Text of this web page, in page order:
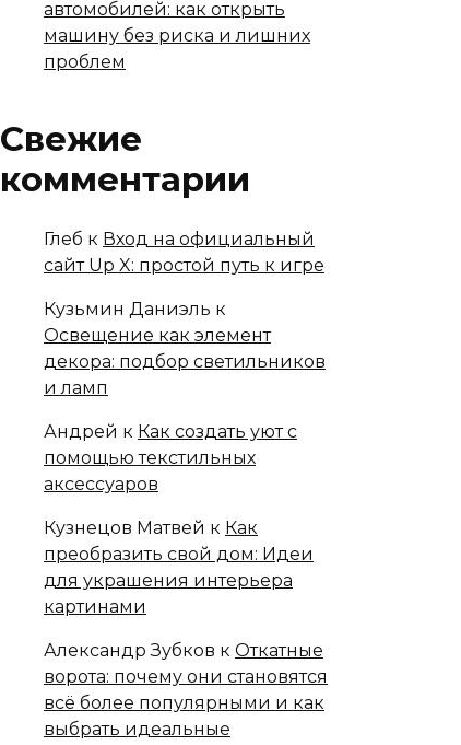
автомобилей: как открыть
машину без риска и лишних
проблем
Свежие
комментарии
Глеб к Вход на официальный
сайт Up X: простой путь к игре
Кузьмин Даниэль к
Освещение как элемент
декора: подбор светильников
и ламп
Андрей к Как создать уют с
помощью текстильных
аксессуаров
Кузнецов Матвей к Как
преобразить свой дом: Идеи
для украшения интерьера
картинами
Александр Зубков к Откатные
ворота: почему они становятся
всё более популярными и как
выбрать идеальные